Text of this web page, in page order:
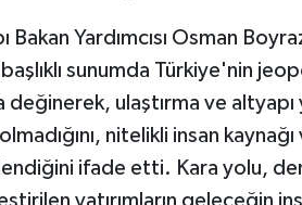
Bakan Yardımcısı Osman
sunumda Türkiye'nin
ulaştırma ve altyapı
nitelikli insan
ifade etti. Kara yolu,